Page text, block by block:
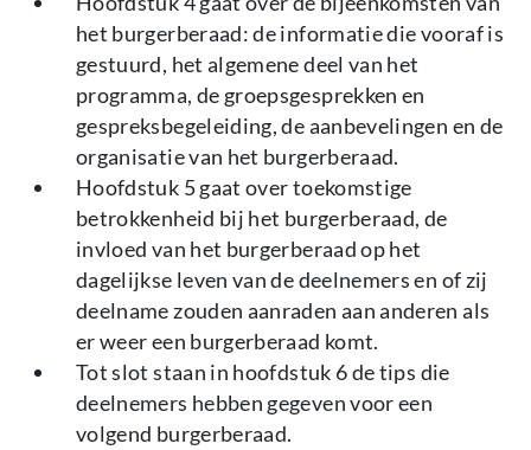
het burgerberaad: de informatie die vooraf is
gestuurd, het algemene deel van het
programma, de groepsgesprekken en
gespreksbegeleiding, de aanbevelingen en de
organisatie van het burgerberaad.
Hoofdstuk 5 gaat over toekomstige
betrokkenheid bij het burgerberaad, de
invloed van het burgerberaad op het
dagelijkse leven van de deelnemers en of zij
deelname zouden aanraden aan anderen als
er weer een burgerberaad komt.
Tot slot staan in hoofdstuk 6 de tips die
deelnemers hebben gegeven voor een
volgend burgerberaad.